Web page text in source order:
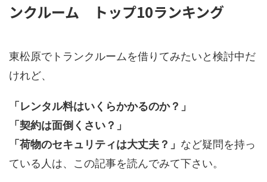
ンクルーム トップ10ランキング
東松原でトランクルームを借りてみたいと検討中だ
けれど、
「レンタル料はいくらかかるのか？」
「契約は面倒くさい？」
「荷物のセキュリティは大丈夫？」 など疑問を持っ
ている人は、この記事を読んでみて下さい。